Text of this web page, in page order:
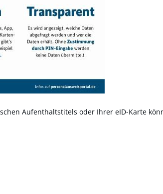
Aufenthaltstitels oder Ihrer eID-Karte